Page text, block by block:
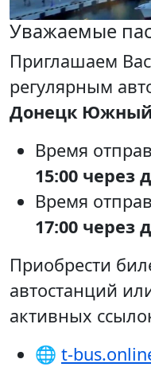
Уважаемые
Приглашаем
регулярным
Донецк
Время
15:00 через
Время
17:00 через
Приобрести
автостанций
активных
🌐 t-